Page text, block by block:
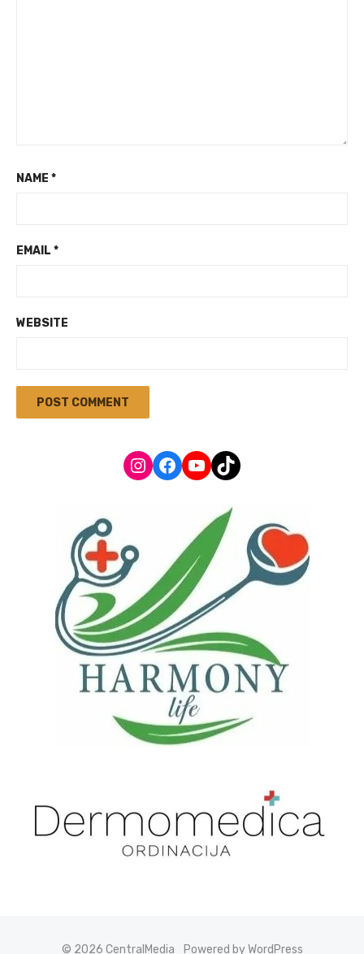
NAME *
EMAIL *
WEBSITE
Instagram
Facebook
YouTube
TikTok
© 2026 CentralMedia Powered by WordPress